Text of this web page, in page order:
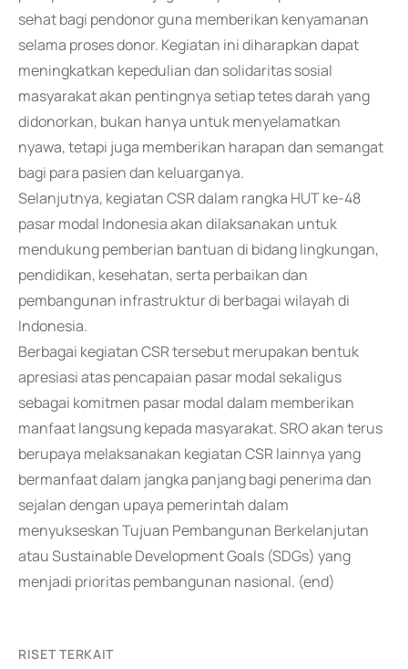
sehat bagi pendonor guna memberikan kenyamanan
selama proses donor. Kegiatan ini diharapkan dapat
meningkatkan kepedulian dan solidaritas sosial
masyarakat akan pentingnya setiap tetes darah yang
didonorkan, bukan hanya untuk menyelamatkan
nyawa, tetapi juga memberikan harapan dan semangat
bagi para pasien dan keluarganya.
Selanjutnya, kegiatan CSR dalam rangka HUT ke-48
pasar modal Indonesia akan dilaksanakan untuk
mendukung pemberian bantuan di bidang lingkungan,
pendidikan, kesehatan, serta perbaikan dan
pembangunan infrastruktur di berbagai wilayah di
Indonesia.
Berbagai kegiatan CSR tersebut merupakan bentuk
apresiasi atas pencapaian pasar modal sekaligus
sebagai komitmen pasar modal dalam memberikan
manfaat langsung kepada masyarakat. SRO akan terus
berupaya melaksanakan kegiatan CSR lainnya yang
bermanfaat dalam jangka panjang bagi penerima dan
sejalan dengan upaya pemerintah dalam
menyukseskan Tujuan Pembangunan Berkelanjutan
atau Sustainable Development Goals (SDGs) yang
menjadi prioritas pembangunan nasional. (end)
RISET TERKAIT